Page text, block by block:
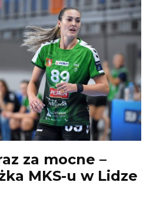
za mocne –
MKS-u w Lidze